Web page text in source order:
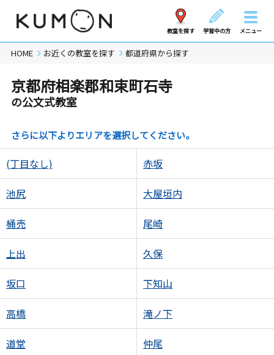
教室を探す 学習中の方 メニュー
HOME お近くの教室を探す 都道府県から探す
京都府相楽郡和束町石寺
の公文式教室
さらに以下よりエリアを選択してください。
(丁目なし) 赤坂
池尻 大屋垣内
桶売 尾崎
上出 久保
坂口 下知山
高橋 滝ノ下
道堂 仲尾